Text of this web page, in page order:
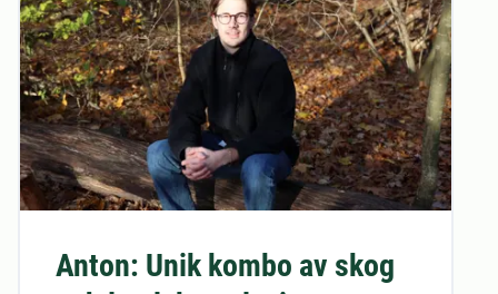
Anton: Unik kombo av skog